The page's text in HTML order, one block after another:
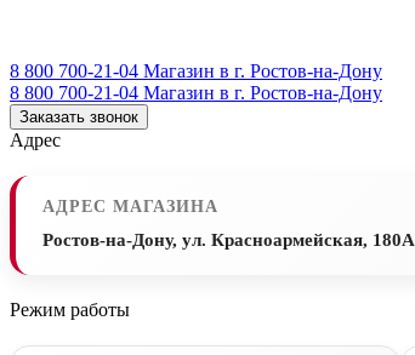
8 800 700-21-04 Магазин в г. Ростов-на-Дону
8 800 700-21-04 Магазин в г. Ростов-на-Дону
Заказать звонок
Адрес
АДРЕС МАГАЗИНА
Ростов-на-Дону, ул. Красноармейская, 180А
Режим работы